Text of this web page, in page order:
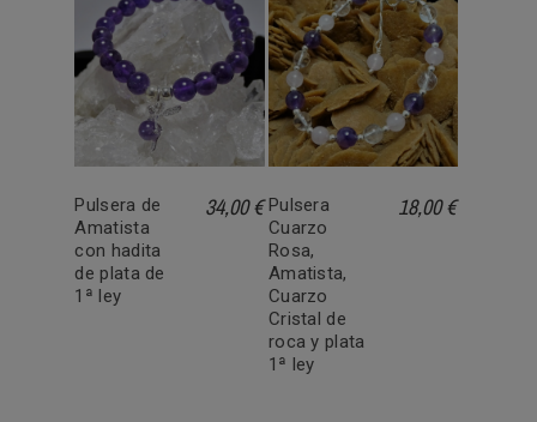
Pulsera de
Amatista
con hadita
de plata de
1ª ley
34,00 € Pulsera
Cuarzo
Rosa,
Amatista,
Cuarzo
Cristal de
roca y plata
1ª ley
18,00 €